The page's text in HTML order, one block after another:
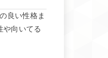
良い性格ま
や向いてる